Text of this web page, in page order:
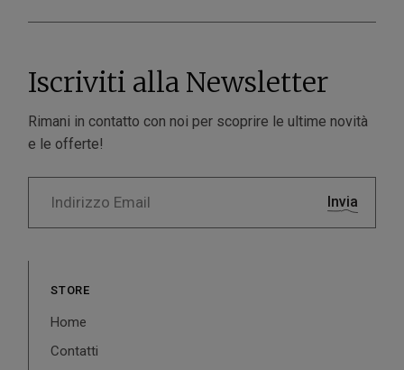
Iscriviti alla Newsletter
Rimani in contatto con noi per scoprire le ultime novità
e le offerte!
Invia
STORE
Home
Contatti